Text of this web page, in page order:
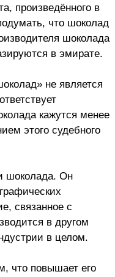
произведённого в
что шоколад
шоколада
в эмирате.
не является
кажутся менее
этого судебного
шоколада. Он
связанное с
в другом
в целом.
что повышает его